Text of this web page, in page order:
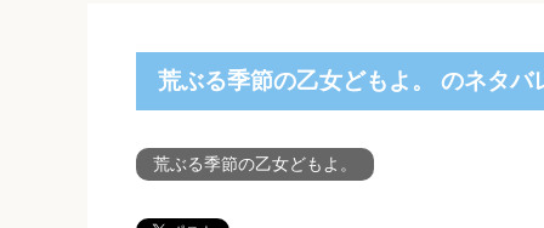
荒ぶる季節の乙女どもよ。 のネタバ
荒ぶる季節の乙女どもよ。